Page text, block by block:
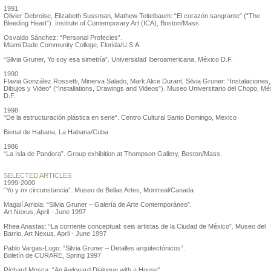
1991
Olivier Debroise, Elizabeth Sussman, Mathew Teitelbaum: “El corazón sangrante” (“The
Bleeding Heart”). Institute of Contemporary Art (ICA), Boston/Mass.
Osvaldo Sánchez: “Personal Profecies”.
Miami Dade Community College, Florida/U.S.A.
“Silvia Gruner, Yo soy esa simetría”. Universidad Iberoamericana, México D.F.
1990
Flavia González Rossetti, Minerva Salado, Mark Alice Durant, Silvia Gruner: “Instalaciones,
Dibujos y Video” (“Installations, Drawings and Videos”). Museo Universitario del Chopo,
D.F.
1998
“De la estructuración plástica en serie“. Centro Cultural Santo Domingo, Mexico
Bienal de Habana, La Habana/Cuba
1986
“La Isla de Pandora”. Group exhibition at Thompson Gallery, Boston/Mass.
SELECTED ARTICLES
1999-2000
“Yo y mi circunstancia”. Museo de Bellas Artes, Montreal/Canada
Magalí Arriola: “Silvia Gruner – Galería de Arte Contemporáneo”.
Art Nexus, April - June 1997
Rhea Anastas: “La corriente conceptual: seis artistas de la Ciudad de México”. Museo del
Barrio, Art Nexus, April - June 1997
Pablo Vargas-Lugo: “Silvia Gruner – Detalles arquitectónicos”.
Boletín de CURARE, Spring 1997